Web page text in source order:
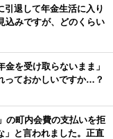
引退して年金生活に入り
込みですが、どのくらい
金を受け取らないまま」
っておかしいですか…？
の町内会費の支払いを拒
」と言われました。正直